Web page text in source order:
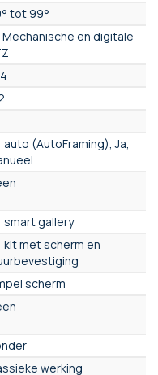
tot 99°
Mechanische en digitale
auto (AutoFraming), Ja,
smart gallery
kit met scherm en
scherm
werking